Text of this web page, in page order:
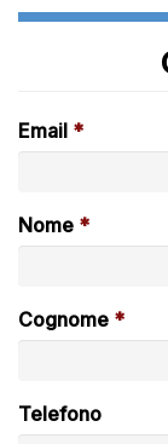
Email
Nome
Cognome
Telefono